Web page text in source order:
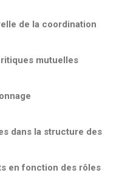
de la coordination
mutuelles
dans la structure des
en fonction des rôles